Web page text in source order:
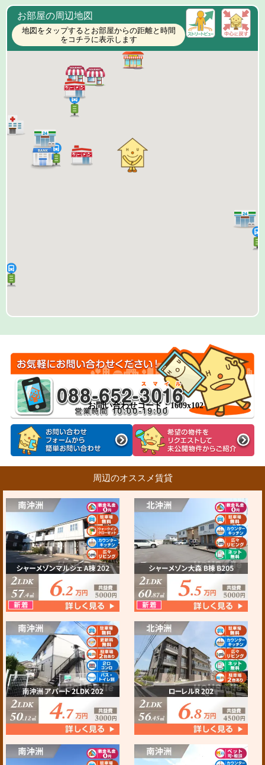
お部屋の周辺地図
地図をタップするとお部屋からの距離と時間
をコチラに表示します
お問い合わせコード：1609x102
周辺のオススメ賃貸